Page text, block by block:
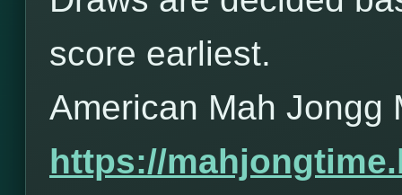
score earliest.
American Mah Jongg
https://